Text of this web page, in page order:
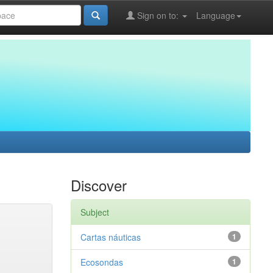
Language
Sign on to:
Discover
Subject
1
Cartas náuticas
1
Ecosondas